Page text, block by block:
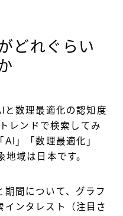
どれぐらい
と数理最適化の認知度
レンドで検索してみ
」「数理最適化」
域は日本です。
間について、グラフ
インタレスト（注目さ